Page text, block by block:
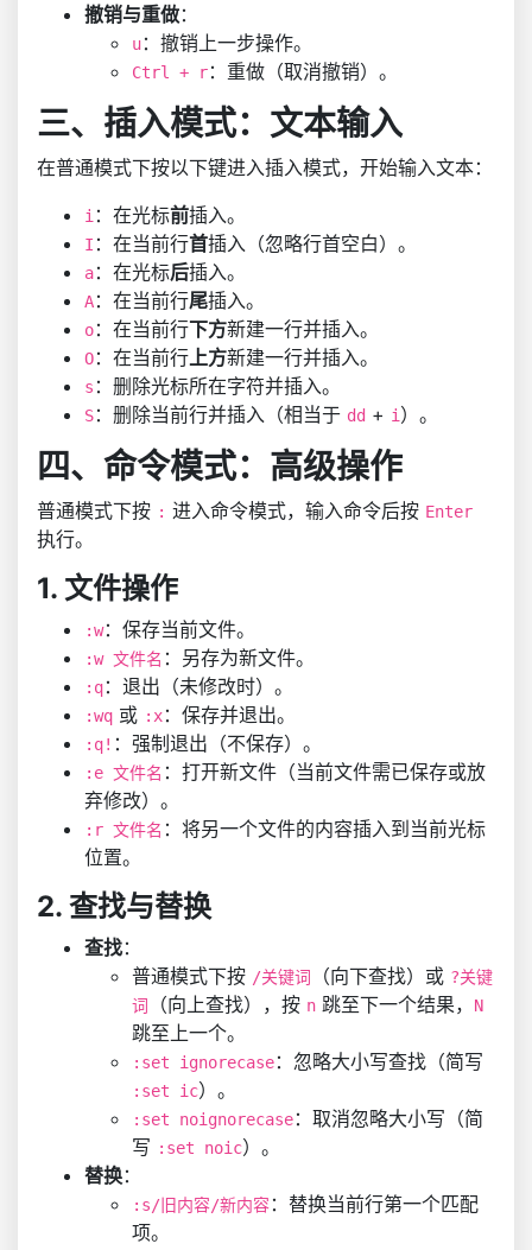
撤销与重做：
u：撤销上一步操作。
Ctrl + r：重做（取消撤销）。
三、插入模式：文本输入
在普通模式下按以下键进入插入模式，开始输入文本：
i ：在光标前插入。
I ：在当前行首插入（忽略行首空白）。
a：在光标后插入。
A：在当前行尾插入。
o：在当前行下方新建一行并插入。
O：在当前行上方新建一行并插入。
s ：删除光标所在字符并插入。
S：删除当前行并插入（相当于 dd + i ）。
四、命令模式：高级操作
普通模式下按 : 进入命令模式，输入命令后按 Enter
执行。
1. 文件操作
:w：保存当前文件。
:w 文件名 ：另存为新文件。
:q：退出（未修改时）。
:wq 或 :x：保存并退出。
:q! ：强制退出（不保存）。
:e 文件名 ：打开新文件（当前文件需已保存或放
弃修改）。
:r 文件名 ：将另一个文件的内容插入到当前光标
位置。
2. 查找与替换
查找：
普通模式下按 /关键词 （向下查找）或 ?关键
词
（向上查找），按 n 跳至下一个结果， N
跳至上一个。
:set ignorecase：忽略大小写查找（简写
:set ic）。
:set noignorecase：取消忽略大小写（简
写 :set noic）。
替换：
:s/旧内容/新内容：替换当前行第一个匹配
项。